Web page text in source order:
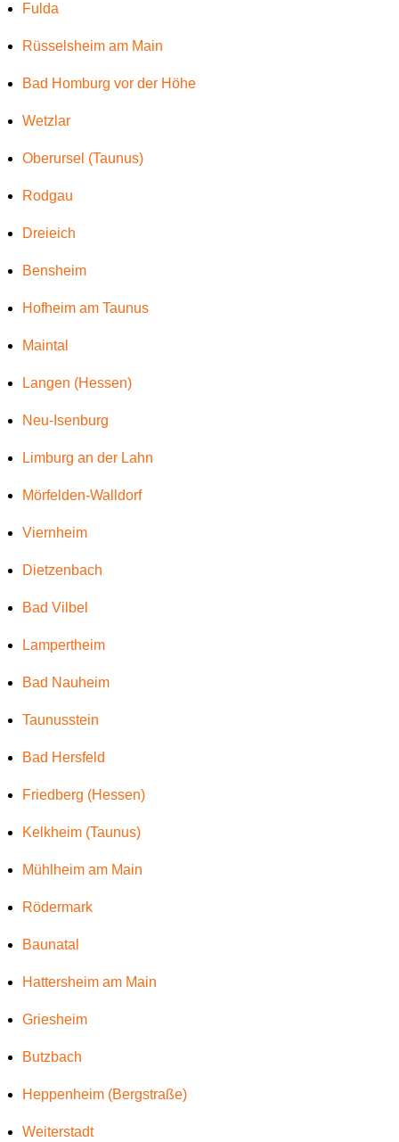
Fulda
Rüsselsheim am Main
Bad Homburg vor der Höhe
Wetzlar
Oberursel (Taunus)
Rodgau
Dreieich
Bensheim
Hofheim am Taunus
Maintal
Langen (Hessen)
Neu-Isenburg
Limburg an der Lahn
Mörfelden-Walldorf
Viernheim
Dietzenbach
Bad Vilbel
Lampertheim
Bad Nauheim
Taunusstein
Bad Hersfeld
Friedberg (Hessen)
Kelkheim (Taunus)
Mühlheim am Main
Rödermark
Baunatal
Hattersheim am Main
Griesheim
Butzbach
Heppenheim (Bergstraße)
Weiterstadt